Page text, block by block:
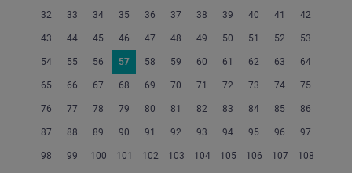
32 33 34 35 36 37 38 39 40 41 42
43 44 45 46 47 48 49 50 51 52 53
54 55 56 57 58 59 60 61 62 63 64
65 66 67 68 69 70 71 72 73 74 75
76 77 78 79 80 81 82 83 84 85 86
87 88 89 90 91 92 93 94 95 96 97
98 99 100 101 102 103 104 105 106 107 108